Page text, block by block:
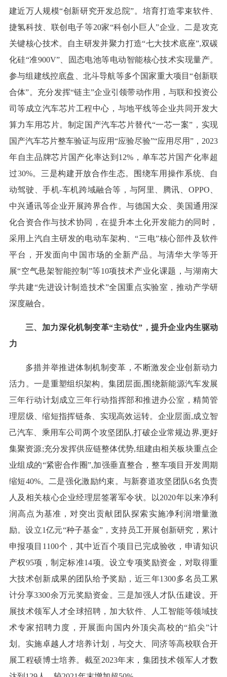
建近万人规模“创新研究开发总院”。培育打造零束软件、
捷氢科技、联创电子等20家“科创小巨人”企业。二是攻克
关键核心技术。自主研发并聚力打造“七大技术底座”,双碳
化硅“准900V”、固态电池等电动智能核心技术实现量产。
参与组建线控底盘、北斗导航等多个国家重大项目“创新联
合体”。充分发挥“链主”企业引领带动作用，与联和投资公
司等成立汽车芯片工程中心，与地平线等企业共同开发大
算力车用芯片。制定国产汽车芯片替代“一芯一案”，实现
国产汽车芯片整车验证与应用“应验尽验”“应用尽用”，2023
年自主品牌芯片国产化率达到12%，单车芯片国产化率超
过30%。三是构建开放合作生态。围绕车用操作系统、自
动驾驶、手机-车机跨域融合等，与阿里、腾讯、OPPO、
中兴通讯等企业开展跨界合作。与德国大众、美国通用深
化合资合作与技术协同，在提升本土化开发能力的同时，
采用上汽自主研发的电动车架构、“三电”核心部件及软件
平台，开发面向中国市场的全新产品。与清华大学等开
展“空气悬架智能控制”等10项技术产业化课题，与湖南大
学共建“先进设计制造技术”全国重点实验室，推动产学研
深度融合。
三、加力深化机制变革“主动仗”，提升企业内生驱动
力
多措并举推进体制机制变革，不断激发企业创新动力
活力。一是重塑组织架构。集团层面,围绕新能源汽车发展
三年行动计划成立三年行动指挥部和推进办公室，精简管
理层级、缩短指挥链条、实现高效运转。企业层面,成立智
己汽车、乘用车公司两个攻坚团队,打破企业常规边界,更好
集聚资源;充分发挥供应链整体优势,组建由相关板块重点企
业组成的“紧密合作圈”,加强垂直整合，整车项目开发周期
缩短40%。二是强化激励约束。与新赛道攻坚团队6名负责
人及相关核心企业经理层签署军令状。以2020年以来净利
润高点为基准，对突出贡献团队探索实施净利润增量激
励。设立1亿元“种子基金”，支持员工开展创新研究，累计
申报项目1100个，其中近百个项目已完成验收，申请知识
产权95项，制定标准14项。设立专项奖励资金，对取得重
大技术创新成果的团队给予奖励，近三年1300多名员工累
计分享3300余万元奖励资金。三是加强人才队伍建设。开
展技术领军人才全球招聘，加大软件、人工智能等领域技
术专家招聘力度，开展面向国内外顶尖高校的“掐尖”计
划。实施卓越人才培养计划，与交大、同济等高校联合开
展工程硕博士培养。截至2023年末，集团技术领军人才数